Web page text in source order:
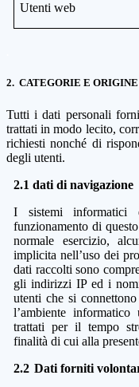
Utenti web
2. CATEGORIE E
Tutti i dati personali
trattati in modo lecito,
richiesti nonché di
degli utenti.
2.1 dati di navigazione
I sistemi informatici
funzionamento di
normale esercizio,
implicita nell’uso dei
dati raccolti sono
gli indirizzi IP ed i
utenti che si
l’ambiente
trattati per il tempo
finalità di cui alla
2.2 Dati forniti